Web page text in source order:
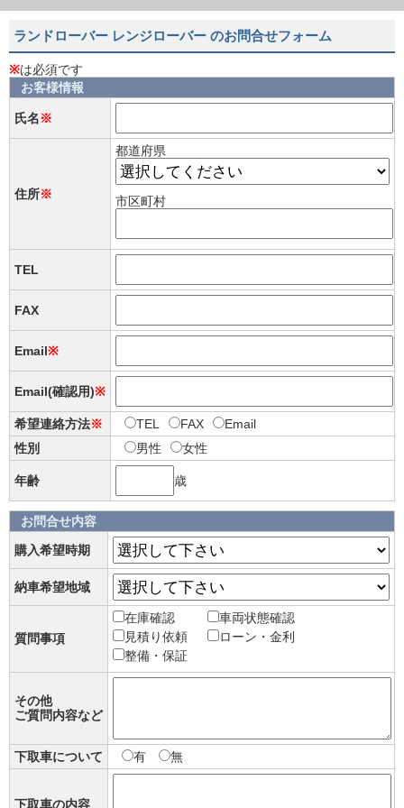
ランドローバー レンジローバー のお問合せフォーム
※は必須です
お客様情報
氏名※
住所※
都道府県
市区町村
TEL
FAX
Email※
Email(確認用)※
希望連絡方法※ TEL FAX
Email
性別
男性 女性
年齢 歳
お問合せ内容
購入希望時期
納車希望地域
質問事項
在庫確認
車両状態確認
見積り依頼
ローン・金利
整備・保証
その他
ご質問内容など
下取車について 有 無
下取車の内容